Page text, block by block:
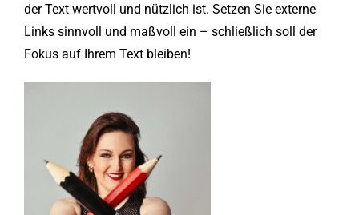
der Text wertvoll und nützlich ist. Setzen Sie externe
Links sinnvoll und maßvoll ein – schließlich soll der
Fokus auf Ihrem Text bleiben!